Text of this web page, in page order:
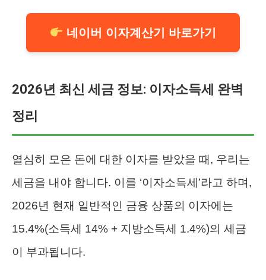
네이버 이자계산기 바로가기
2026년 최신 세금 정보: 이자소득세 완벽
정리
열심히 모은 돈에 대한 이자를 받았을 때, 우리는
세금을 내야 합니다. 이를 ‘이자소득세’라고 하며,
2026년 현재 일반적인 금융 상품의 이자에는
15.4%(소득세 14% + 지방소득세 1.4%)의 세금
이 부과됩니다.